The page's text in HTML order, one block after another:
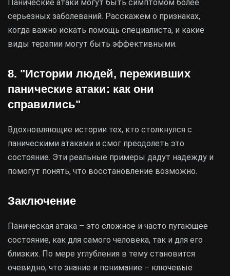
Панические атаки могут быть симптомом более
серьезных заболеваний. Расскажем о признаках,
когда важно искать помощь специалиста, и какие
виды терапии могут быть эффективными.
8. "Истории людей, переживших
панические атаки: как они
справились"
Вдохновляющие истории тех, кто столкнулся с
паническими атаками и смог преодолеть это
состояние. Эти реальные примеры дадут надежду и
помогут понять, что восстановление возможно.
Заключение
Паническая атака – это сложное и часто пугающее
состояние, как для самого человека, так и для его
близких. По мере углубления в тему становится
очевидно, что знание и понимание – ключевые